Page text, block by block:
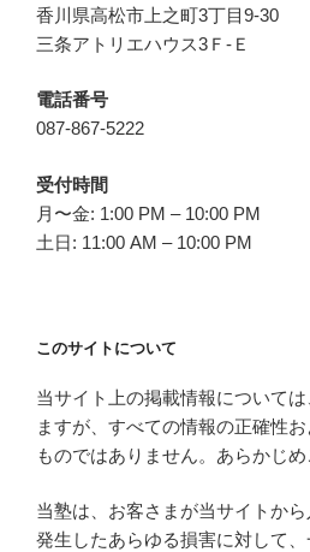
香川県高松市上之町3丁目9-30
三条アトリエハウス3Ｆ-Ｅ
電話番号
087-867-5222
受付時間
月〜金: 1:00 PM – 10:00 PM
土日: 11:00 AM – 10:00 PM
このサイトについて
当サイト上の掲載情報について
ますが、すべての情報の正確性
ものではありません。あらかじめ
当塾は、お客さまが当サイトか
発生したあらゆる損害に対して